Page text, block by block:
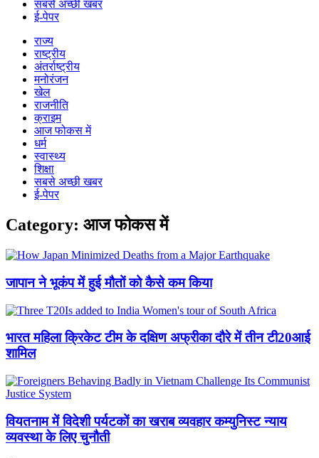
सबसे अच्छी खबर
ई-पेपर
राज्य
राष्ट्रीय
अंतर्राष्ट्रीय
मनोरंजन
खेल
राजनीति
क्राइम
आज फोकस में
धर्म
स्वास्थ्य
शिक्षा
सबसे अच्छी खबर
ई-पेपर
Category: आज फोकस में
जापान ने भूकंप में हुई मौतों को कैसे कम किया
भारत महिला क्रिकेट टीम के दक्षिण अफ्रीका दौरे में तीन टी20आई
शामिल
वियतनाम में विदेशी पर्यटकों का खराब व्यवहार कम्युनिस्ट न्याय
व्यवस्था के लिए चुनौती